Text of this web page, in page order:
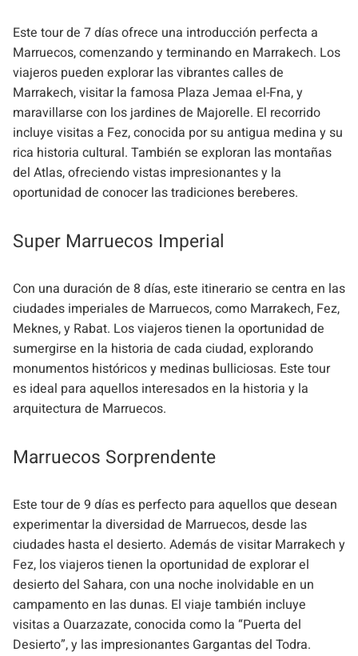
Este tour de 7 días ofrece una introducción perfecta a
Marruecos, comenzando y terminando en Marrakech. Los
viajeros pueden explorar las vibrantes calles de
Marrakech, visitar la famosa Plaza Jemaa el-Fna, y
maravillarse con los jardines de Majorelle. El recorrido
incluye visitas a Fez, conocida por su antigua medina y su
rica historia cultural. También se exploran las montañas
del Atlas, ofreciendo vistas impresionantes y la
oportunidad de conocer las tradiciones bereberes.
Super Marruecos Imperial
Con una duración de 8 días, este itinerario se centra en las
ciudades imperiales de Marruecos, como Marrakech, Fez,
Meknes, y Rabat. Los viajeros tienen la oportunidad de
sumergirse en la historia de cada ciudad, explorando
monumentos históricos y medinas bulliciosas. Este tour
es ideal para aquellos interesados en la historia y la
arquitectura de Marruecos.
Marruecos Sorprendente
Este tour de 9 días es perfecto para aquellos que desean
experimentar la diversidad de Marruecos, desde las
ciudades hasta el desierto. Además de visitar Marrakech y
Fez, los viajeros tienen la oportunidad de explorar el
desierto del Sahara, con una noche inolvidable en un
campamento en las dunas. El viaje también incluye
visitas a Ouarzazate, conocida como la “Puerta del
Desierto”, y las impresionantes Gargantas del Todra.